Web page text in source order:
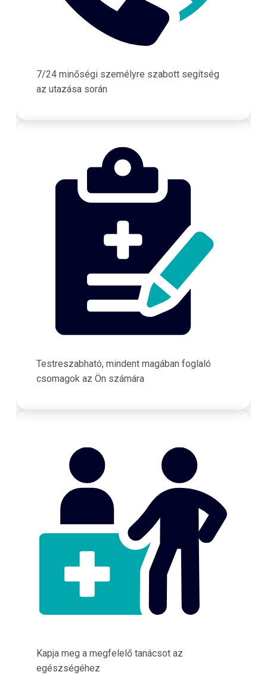
7/24 minőségi személyre szabott segítség
az utazása során
Testreszabható, mindent magában foglaló
csomagok az Ön számára
Kapja meg a megfelelő tanácsot az
egészségéhez